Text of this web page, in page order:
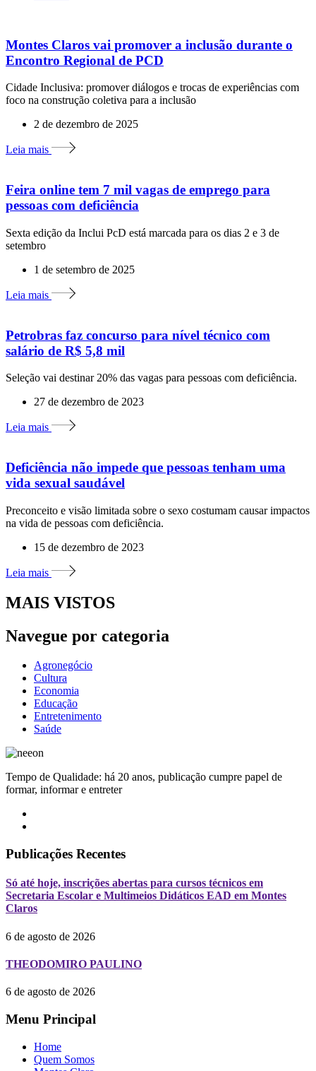
Montes Claros vai promover a inclusão durante o
Encontro Regional de PCD
Cidade Inclusiva: promover diálogos e trocas de experiências com
foco na construção coletiva para a inclusão
2 de dezembro de 2025
Leia mais
Feira online tem 7 mil vagas de emprego para
pessoas com deficiência
Sexta edição da Inclui PcD está marcada para os dias 2 e 3 de
setembro
1 de setembro de 2025
Leia mais
Petrobras faz concurso para nível técnico com
salário de R$ 5,8 mil
Seleção vai destinar 20% das vagas para pessoas com deficiência.
27 de dezembro de 2023
Leia mais
Deficiência não impede que pessoas tenham uma
vida sexual saudável
Preconceito e visão limitada sobre o sexo costumam causar impactos
na vida de pessoas com deficiência.
15 de dezembro de 2023
Leia mais
MAIS VISTOS
Navegue por categoria
Agronegócio
Cultura
Economia
Educação
Entretenimento
Saúde
Tempo de Qualidade: há 20 anos, publicação cumpre papel de
formar, informar e entreter
Publicações Recentes
Só até hoje, inscrições abertas para cursos técnicos em
Secretaria Escolar e Multimeios Didáticos EAD em Montes
Claros
6 de agosto de 2026
THEODOMIRO PAULINO
6 de agosto de 2026
Menu Principal
Home
Quem Somos